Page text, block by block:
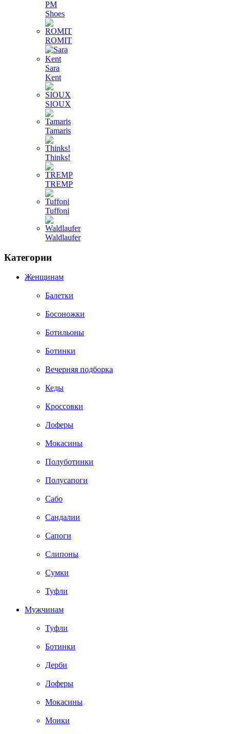
PM
Shoes
ROMIT
Sara
Kent
SIOUX
Tamaris
Thinks!
TREMP
Tuffoni
Waldlaufer
Категории
Женщинам
Балетки
Босоножки
Ботильоны
Ботинки
Вечерняя подборка
Кеды
Кроссовки
Лоферы
Мокасины
Полуботинки
Полусапоги
Сабо
Сандалии
Сапоги
Слипоны
Сумки
Туфли
Мужчинам
Туфли
Ботинки
Дерби
Лоферы
Мокасины
Монки